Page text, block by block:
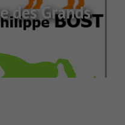
des Grands